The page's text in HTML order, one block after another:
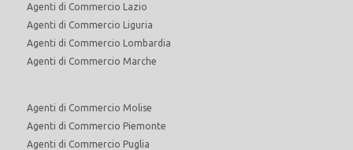
Agenti di Commercio Lazio
Agenti di Commercio Liguria
Agenti di Commercio Lombardia
Agenti di Commercio Marche
Agenti di Commercio Molise
Agenti di Commercio Piemonte
Agenti di Commercio Puglia